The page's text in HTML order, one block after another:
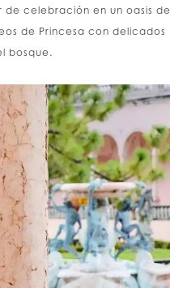
celebración en un oasis de
de Princesa con delicados
bosque.